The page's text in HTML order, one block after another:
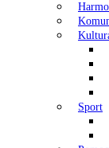
Sport